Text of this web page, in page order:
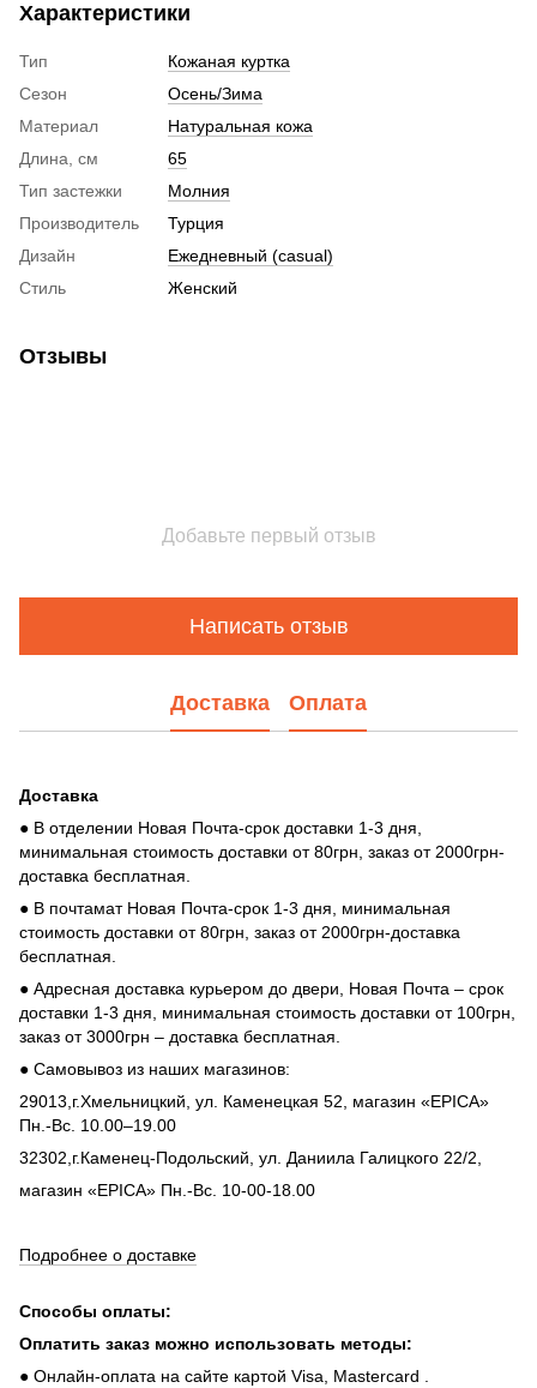
Характеристики
Тип
Кожаная куртка
Сезон
Осень/Зима
Материал
Натуральная кожа
Длина, см
65
Тип застежки
Молния
Производитель
Турция
Дизайн
Ежедневный (casual)
Стиль
Женский
Отзывы
Добавьте первый отзыв
Написать отзыв
Доставка Оплата
Доставка
● В отделении Новая Почта-срок доставки 1-3 дня,
минимальная стоимость доставки от 80грн, заказ от 2000грн-
доставка бесплатная.
● В почтамат Новая Почта-срок 1-3 дня, минимальная
стоимость доставки от 80грн, заказ от 2000грн-доставка
бесплатная.
● Адресная доставка курьером до двери, Новая Почта – срок
доставки 1-3 дня, минимальная стоимость доставки от 100грн,
заказ от 3000грн – доставка бесплатная.
● Самовывоз из наших магазинов:
29013,г.Хмельницкий, ул. Каменецкая 52, магазин «EPICA»
Пн.-Вс. 10.00–19.00
32302,г.Каменец-Подольский, ул. Даниила Галицкого 22/2,
магазин «EPICA» Пн.-Вс. 10-00-18.00
Подробнее о доставке
Способы оплаты:
Оплатить заказ можно использовать методы:
● Онлайн-оплата на сайте картой Visa, Mastercard .